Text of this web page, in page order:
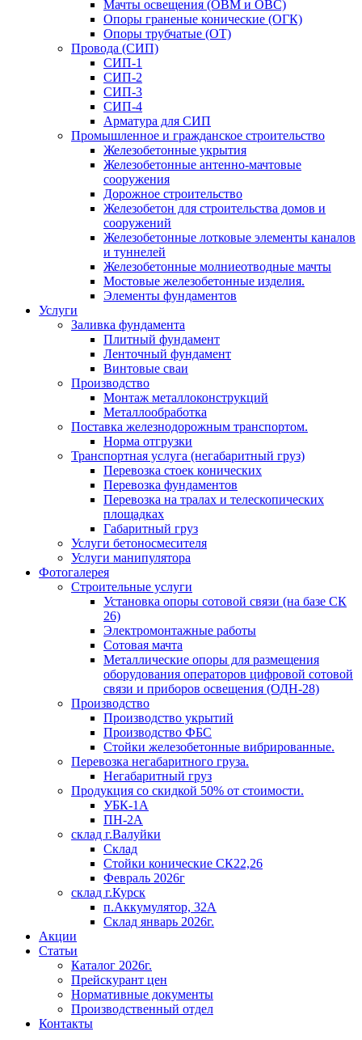
Мачты освещения (ОВМ и ОВС)
Опоры граненые конические (ОГК)
Опоры трубчатые (ОТ)
Провода (СИП)
СИП-1
СИП-2
СИП-3
СИП-4
Арматура для СИП
Промышленное и гражданское строительство
Железобетонные укрытия
Железобетонные антенно-мачтовые
сооружения
Дорожное строительство
Железобетон для строительства домов и
сооружений
Железобетонные лотковые элементы каналов
и туннелей
Железобетонные молниеотводные мачты
Мостовые железобетонные изделия.
Элементы фундаментов
Услуги
Заливка фундамента
Плитный фундамент
Ленточный фундамент
Винтовые сваи
Производство
Монтаж металлоконструкций
Металлообработка
Поставка железнодорожным транспортом.
Норма отгрузки
Транспортная услуга (негабаритный груз)
Перевозка стоек конических
Перевозка фундаментов
Перевозка на тралах и телескопических
площадках
Габаритный груз
Услуги бетоносмесителя
Услуги манипулятора
Фотогалерея
Строительные услуги
Установка опоры сотовой связи (на базе СК
26)
Электромонтажные работы
Сотовая мачта
Металлические опоры для размещения
оборудования операторов цифровой сотовой
связи и приборов освещения (ОДН-28)
Производство
Производство укрытий
Производство ФБС
Стойки железобетонные вибрированные.
Перевозка негабаритного груза.
Негабаритный груз
Продукция со скидкой 50% от стоимости.
УБК-1А
ПН-2А
склад г.Валуйки
Склад
Стойки конические СК22,26
Февраль 2026г
склад г.Курск
п.Аккумулятор, 32А
Склад январь 2026г.
Акции
Статьи
Каталог 2026г.
Прейскурант цен
Нормативные документы
Производственный отдел
Контакты